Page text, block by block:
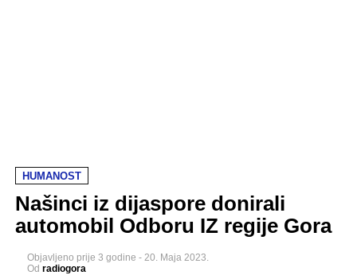
HUMANOST
Našinci iz dijaspore donirali
automobil Odboru IZ regije Gora
Objavljeno prije 3 godine - 20. Maja 2023.
Od radiogora